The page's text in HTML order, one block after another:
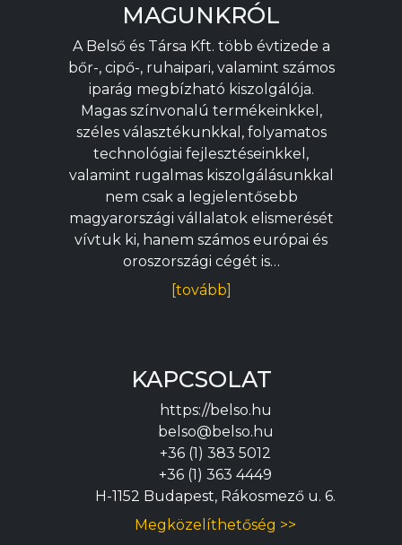
MAGUNKRÓL
A Belső és Társa Kft. több évtizede a
bőr-, cipő-, ruhaipari, valamint számos
iparág megbízható kiszolgálója.
Magas színvonalú termékeinkkel,
széles választékunkkal, folyamatos
technológiai fejlesztéseinkkel,
valamint rugalmas kiszolgálásunkkal
nem csak a legjelentősebb
magyarországi vállalatok elismerését
vívtuk ki, hanem számos európai és
oroszországi cégét is…
[tovább]
KAPCSOLAT
https://belso.hu
belso@belso.hu
+36 (1) 383 5012
+36 (1) 363 4449
H-1152 Budapest, Rákosmező u. 6.
Megközelíthetőség >>